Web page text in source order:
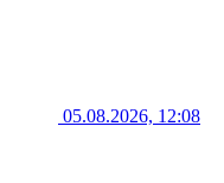
05.08.2026, 12:08